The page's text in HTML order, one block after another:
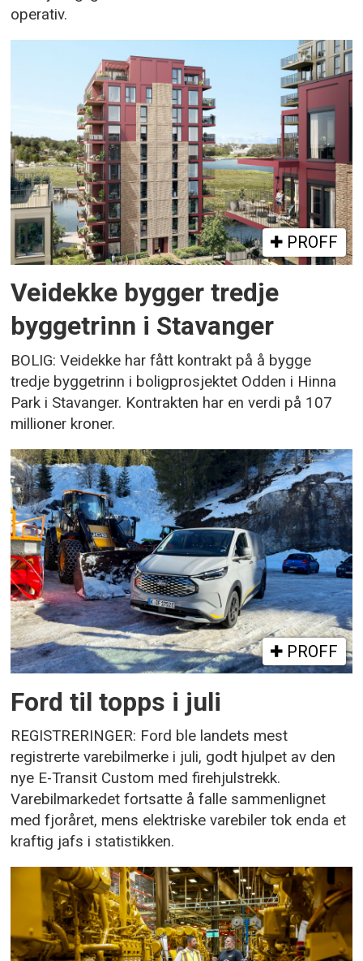
operativ.
PROFF
Veidekke bygger tredje
byggetrinn i Stavanger
BOLIG: Veidekke har fått kontrakt på å bygge
tredje byggetrinn i boligprosjektet Odden i Hinna
Park i Stavanger. Kontrakten har en verdi på 107
millioner kroner.
PROFF
Ford til topps i juli
REGISTRERINGER: Ford ble landets mest
registrerte varebilmerke i juli, godt hjulpet av den
nye E-Transit Custom med firehjulstrekk.
Varebilmarkedet fortsatte å falle sammenlignet
med fjoråret, mens elektriske varebiler tok enda et
kraftig jafs i statistikken.